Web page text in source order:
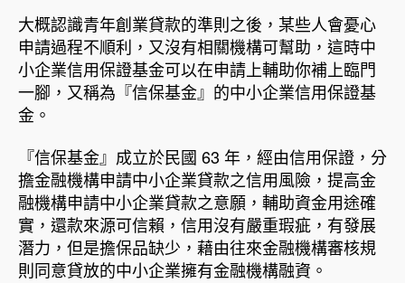
大概認識青年創業貸款的準則之後，某些人會憂心
申請過程不順利，又沒有相關機構可幫助，這時中
小企業信用保證基金可以在申請上輔助你補上臨門
一腳，又稱為『信保基金』的中小企業信用保證基
金。
『信保基金』成立於民國 63 年，經由信用保證，分
擔金融機構申請中小企業貸款之信用風險，提高金
融機構申請中小企業貸款之意願，輔助資金用途確
實，還款來源可信賴，信用沒有嚴重瑕疵，有發展
潛力，但是擔保品缺少，藉由往來金融機構審核規
則同意貸放的中小企業擁有金融機構融資。